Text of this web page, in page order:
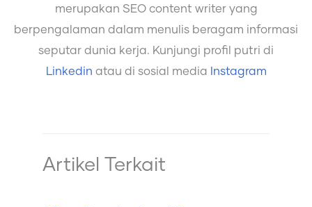
merupakan SEO content writer yang
berpengalaman dalam menulis beragam informasi
seputar dunia kerja. Kunjungi profil putri di
Linkedin atau di sosial media Instagram
Artikel Terkait